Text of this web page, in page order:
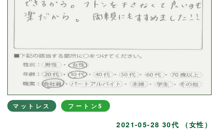
マットレス フートン5
2021-05-28 30代 （女性）